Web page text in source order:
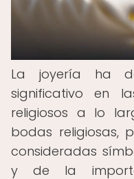
La joyería ha
significativo en
religiosos a lo
bodas religiosas,
consideradas
y de la